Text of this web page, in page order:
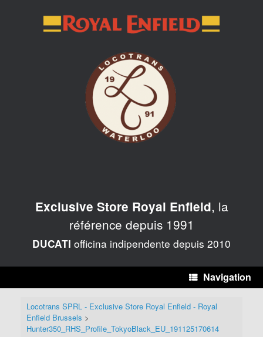
Exclusive Store Royal Enfield, la
référence depuis 1991
DUCATI officina indipendente depuis 2010
Navigation
Locotrans SPRL - Exclusive Store Royal Enfield - Royal
Enfield Brussels >
Hunter350_RHS_Profile_TokyoBlack_EU_191125170614